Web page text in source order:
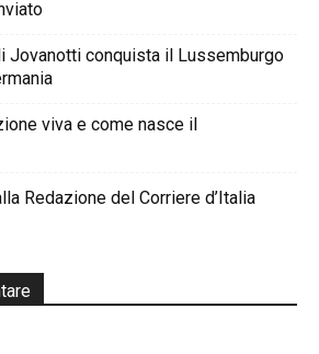
Jovanotti conquista il Lussemburgo
viva e come nasce il
Redazione del Corriere d’Italia